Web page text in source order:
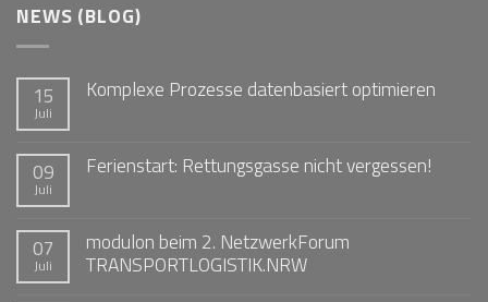
NEWS (BLOG)
15
Juli
Komplexe Prozesse datenbasiert optimieren
09
Juli
Ferienstart: Rettungsgasse nicht vergessen!
07
Juli
modulon beim 2. NetzwerkForum
TRANSPORTLOGISTIK.NRW